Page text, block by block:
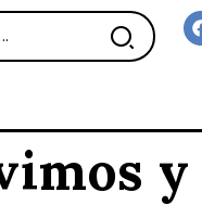
y